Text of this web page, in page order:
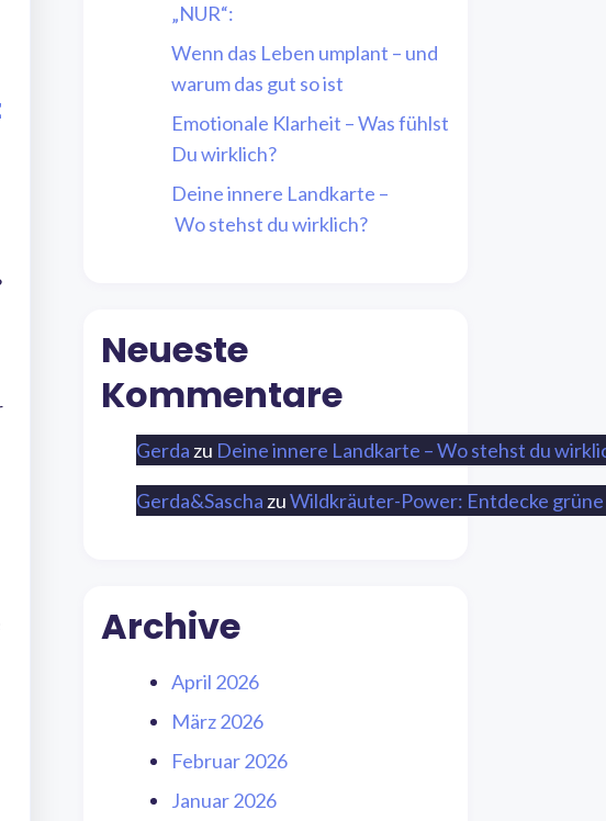
„NUR“:
Wenn das Leben umplant – und
warum das gut so ist
Emotionale Klarheit – Was fühlst
Du wirklich?
Deine innere Landkarte –
Wo stehst du wirklich?
Neueste
Kommentare
Gerda zu Deine innere Landkarte – Wo stehst du
Gerda&Sascha zuWildkräuter-Power: Entdecke
Archive
April 2026
März 2026
Februar 2026
Januar 2026